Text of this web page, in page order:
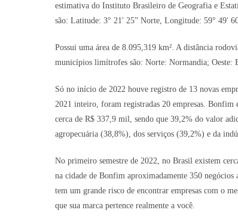
estimativa do Instituto Brasileiro de Geografia e
são: Latitude: 3° 21′ 25” Norte, Longitude: 59° 49′
Possui uma área de 8.095,319 km². A distância
municípios limítrofes são: Norte: Normandia; Oeste:
Só no início de 2022 houve registro de 13 novas
2021 inteiro, foram registradas 20 empresas. Bonfim
cerca de R$ 337,9 mil, sendo que 39,2% do valor
agropecuária (38,8%), dos serviços (39,2%) e da
No primeiro semestre de 2022, no Brasil existem
na cidade de Bonfim aproximadamente 350 negócios
tem um grande risco de encontrar empresas com o
que sua marca pertence realmente a você.